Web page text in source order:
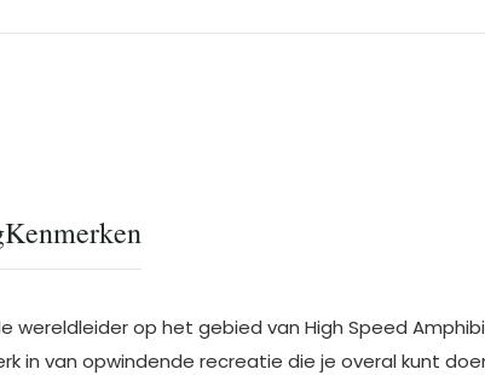
Kenmerken
wereldleider op het gebied van High Speed
in van opwindende recreatie die je overal kunt